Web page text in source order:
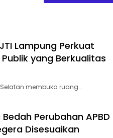
Lampung Perkuat
yang Berkualitas
Selatan membuka ruang…
Perubahan APBD
Disesuaikan